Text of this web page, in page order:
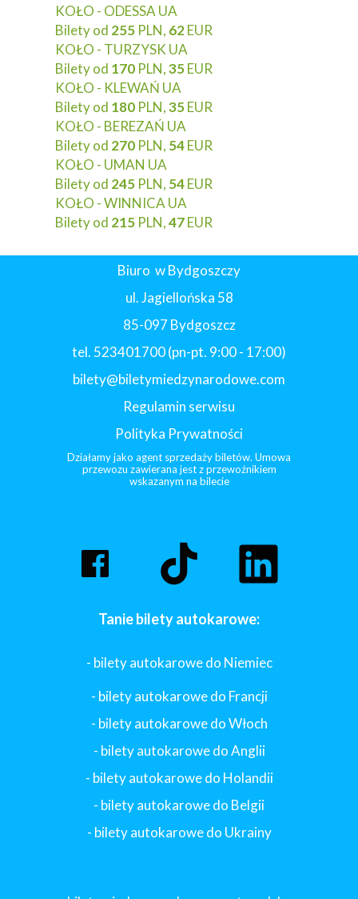
KOŁO - ODESSA UA
Bilety od 255 PLN, 62EUR
KOŁO - TURZYSK UA
Bilety od 170 PLN,35EUR
KOŁO - KLEWAŃ UA
Bilety od 180 PLN,35EUR
KOŁO - BEREZAŃ UA
Bilety od 270 PLN, 54EUR
KOŁO - UMAN UA
Bilety od 245 PLN, 54EUR
KOŁO - WINNICA UA
Bilety od 215 PLN,47EUR
Tanie bilety autokarowe:
- bilety autokarowe do Niemiec
- bilety autokarowe do Francji
- bilety autokarowe do Włoch
- bilety autokarowe do Anglii
- bilety autokarowe do Holandii
- bilety autokarowe do Belgii
- bilety autokarowe do Ukrainy
Biuro w Bydgoszczy
ul. Jagiellońska 58
85-097 Bydgoszcz
tel. 523401700 (pn-pt. 9:00 - 17:00)
bilety@biletymiedzynarodowe.com
Regulamin serwisu
Polityka Prywatności
Działamy jako agent sprzedaży biletów. Umowa
przewozu zawierana jest z przewoźnikiem
wskazanym na bilecie